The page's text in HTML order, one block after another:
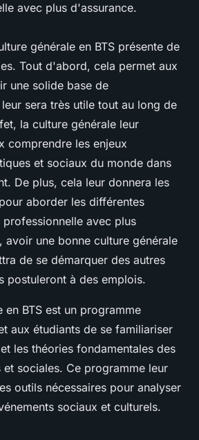
avec plus d'assurance.
générale en BTS présente de
Tout d'abord, cela permet aux
une solide base de
sera très utile tout au long de
la culture générale leur
comprendre les enjeux
et sociaux du monde dans
De plus, cela leur donnera les
aborder les différentes
avec plus
avoir une bonne culture générale
de se démarquer des autres
postuleront à des emplois.
en BTS est un programme
aux étudiants de se familiariser
les théories fondamentales des
et sociales. Ce programme leur
outils nécessaires pour analyser
sociaux et culturels.